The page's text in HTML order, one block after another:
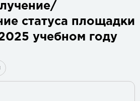
статуса площадки
учебном году